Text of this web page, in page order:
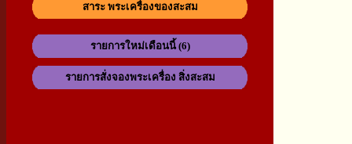
สาระ พระเครื่องของสะสม
รายการใหม่เดือนนี้ (6)
รายการสั่งจองพระเครื่อง สิ่งสะสม